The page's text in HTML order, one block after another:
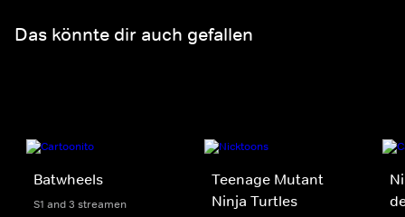
Das könnte dir auch gefallen
Batwheels
S1 and 3 streamen
Teenage Mutant
Ninja Turtles